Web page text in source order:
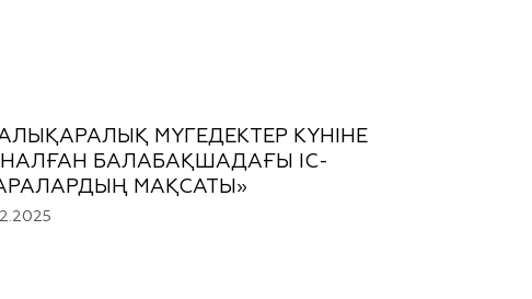
МҮГЕДЕКТЕР КҮНІНЕ
БАЛАБАҚШАДАҒЫ ІС-
МАҚСАТЫ»